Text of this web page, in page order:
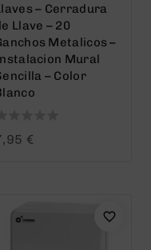
– Cerradura
Llave – 20
Metalicos –
Mural
– Color
€